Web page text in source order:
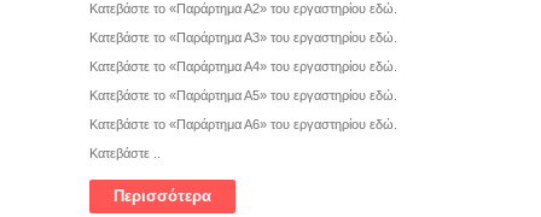
Κατεβάστε το «Παράρτημα Α2» του εργαστηρίου εδώ.
Κατεβάστε το «Παράρτημα Α3» του εργαστηρίου εδώ.
Κατεβάστε το «Παράρτημα Α4» του εργαστηρίου εδώ.
Κατεβάστε το «Παράρτημα Α5» του εργαστηρίου εδώ.
Κατεβάστε το «Παράρτημα Α6» του εργαστηρίου εδώ.
Κατεβάστε ..
Περισσότερα